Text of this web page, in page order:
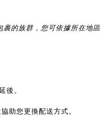
的族群，您可依據所在地區
後。
助您更換配送方式。